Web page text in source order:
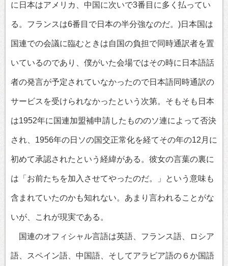
に日本はアメリカ、中国に次いで3番目に多く払ってい
る。フランスは6番目で日本の半分強なのだ。)日本国は
国連での会議に臨むときは自国の負担で同時通訳者を置
いているのであり、僕がいた会場ではその時に日本語話
者の発言が予定されていなかったので日本語同時通訳の
サービスを受けられなかったという次第。そもそも日本
は1952年に国連加盟補申請したもののソ連によって否決
され、1956年の日ソの国交正常化を経てその年の12月に
初めて承認されたという経緯がある。彼女の言葉の裏に
は「お前たちを加入させてやったのだ。」という意味も
含まれていたのかも知れない。あまり言われることがな
いが、これが現実である。
国連のオフィシャル言語は英語、フランス語、ロシア
語、スペイン語、中国語、そしてアラビア語の６か国語